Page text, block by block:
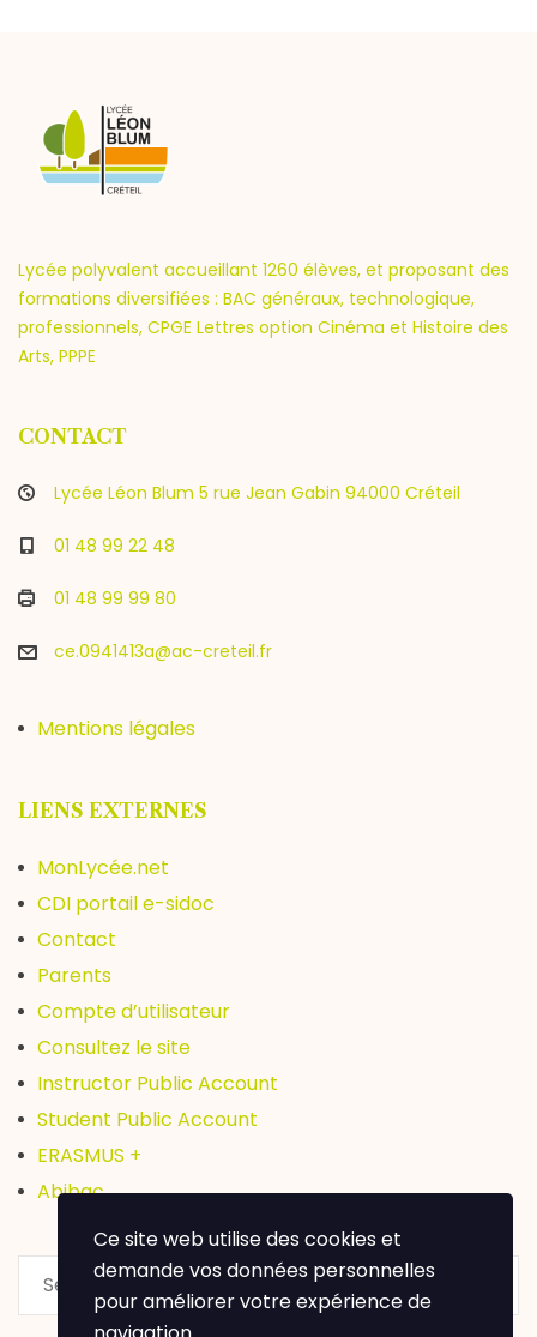
Lycée polyvalent accueillant 1260 élèves, et proposant des
formations diversifiées : BAC généraux, technologique,
professionnels, CPGE Lettres option Cinéma et Histoire des
Arts, PPPE
CONTACT
Lycée Léon Blum 5 rue Jean Gabin 94000 Créteil
01 48 99 22 48
01 48 99 99 80
ce.0941413a@ac-creteil.fr
Mentions légales
LIENS EXTERNES
MonLycée.net
CDI portail e-sidoc
Contact
Parents
Compte d’utilisateur
Consultez le site
Instructor Public Account
Student Public Account
ERASMUS +
Abibac
Ce site web utilise des cookies et
demande vos données personnelles
pour améliorer votre expérience de